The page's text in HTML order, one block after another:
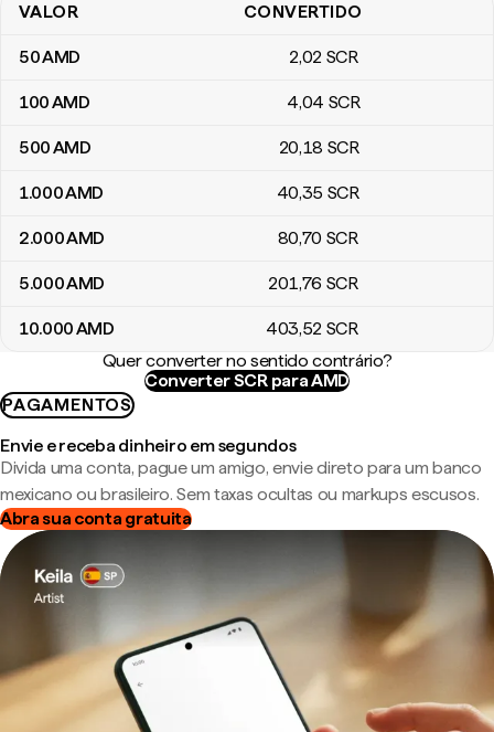
Tabela de conversão de Drams armênios para Rupias
VALOR CONVERTIDO
50AMD 2,02 SCR
100AMD 4,04 SCR
500AMD 20,18 SCR
1.000AMD 40,35 SCR
2.000AMD 80,70 SCR
5.000AMD 201,76 SCR
10.000AMD 403,52 SCR
Quer converter no sentido contrário?
Converter SCR para AMD
PAGAMENTOS
Envie e receba dinheiro em segundos
Divida uma conta, pague um amigo, envie direto para um banco
mexicano ou brasileiro. Sem taxas ocultas ou markups escusos.
Abra sua conta gratuita